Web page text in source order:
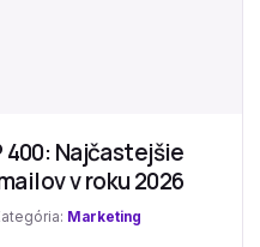
400: Najčastejšie
v roku 2026
Marketing